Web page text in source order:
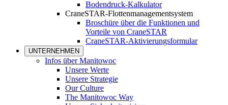
Bodendruck-Kalkulator
CraneSTAR-Flottenmanagementsystem
Broschüre über die Funktionen und
Vorteile von CraneSTAR
CraneSTAR-Aktivierungsformular
UNTERNEHMEN
Infos über Manitowoc
Unsere Werte
Unsere Strategie
Our Culture
The Manitowoc Way